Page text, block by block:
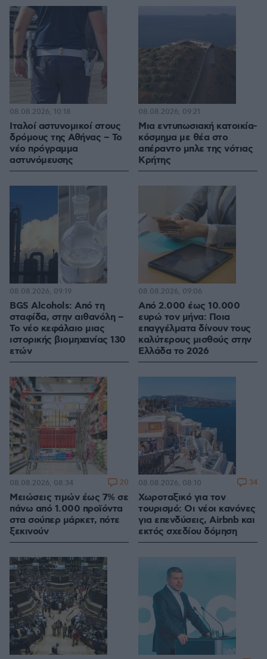
Ιταλοί αστυνομικοί στους
δρόμους της Αθήνας – Το
νέο πρόγραμμα
αστυνόμευσης
08.08.2026, 10:18
Μια εντυπωσιακή κατοικία-
κόσμημα με θέα στο
απέραντο μπλε της νότιας
Κρήτης
08.08.2026, 09:21
BGS Alcohols: Από τη
σταφίδα, στην αιθανόλη –
Το νέο κεφάλαιο μιας
ιστορικής βιομηχανίας 130
ετών
08.08.2026, 09:19
Από 2.000 έως 10.000
ευρώ τον μήνα: Ποια
επαγγέλματα δίνουν τους
καλύτερους μισθούς στην
Ελλάδα το 2026
08.08.2026, 09:06
Μειώσεις τιμών έως 7% σε
πάνω από 1.000 προϊόντα
στα σούπερ μάρκετ, πότε
ξεκινούν
08.08.2026, 08:34 20
Χωροταξικό για τον
τουρισμό: Οι νέοι κανόνες
για επενδύσεις, Airbnb και
εκτός σχεδίου δόμηση
08.08.2026, 08:10 34